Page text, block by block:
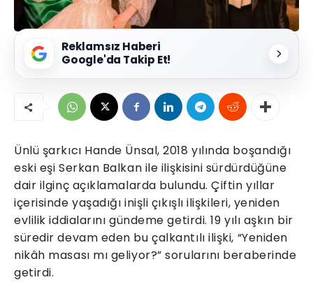
Reklamsız Haberi
Google'da Takip Et!
Ünlü şarkıcı Hande Ünsal, 2018 yılında boşandığı
eski eşi Serkan Balkan ile ilişkisini sürdürdüğüne
dair ilginç açıklamalarda bulundu. Çiftin yıllar
içerisinde yaşadığı inişli çıkışlı ilişkileri, yeniden
evlilik iddialarını gündeme getirdi. 19 yılı aşkın bir
süredir devam eden bu çalkantılı ilişki, “Yeniden
nikâh masası mı geliyor?” sorularını beraberinde
getirdi.